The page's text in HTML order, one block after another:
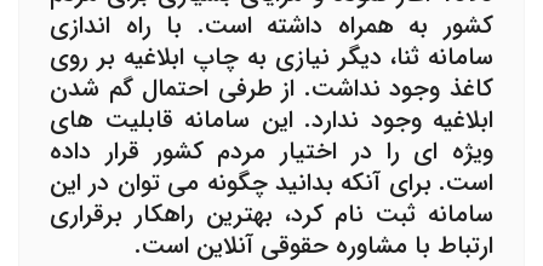
کشور به همراه داشته است. با راه اندازی
سامانه ثنا، دیگر نیازی به چاپ ابلاغیه بر روی
کاغذ وجود نداشت. از طرفی احتمال گم شدن
ابلاغیه وجود ندارد. این سامانه قابلیت های
ویژه ای را در اختیار مردم کشور قرار داده
است. برای آنکه بدانید چگونه می توان در این
سامانه ثبت نام کرد، بهترین راهکار برقراری
ارتباط با مشاوره حقوقی آنلاین است.